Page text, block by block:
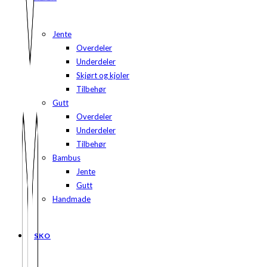
Jente
Overdeler
Underdeler
Skjørt og kjoler
Tilbehør
Gutt
Overdeler
Underdeler
Tilbehør
Bambus
Jente
Gutt
Handmade
SKO